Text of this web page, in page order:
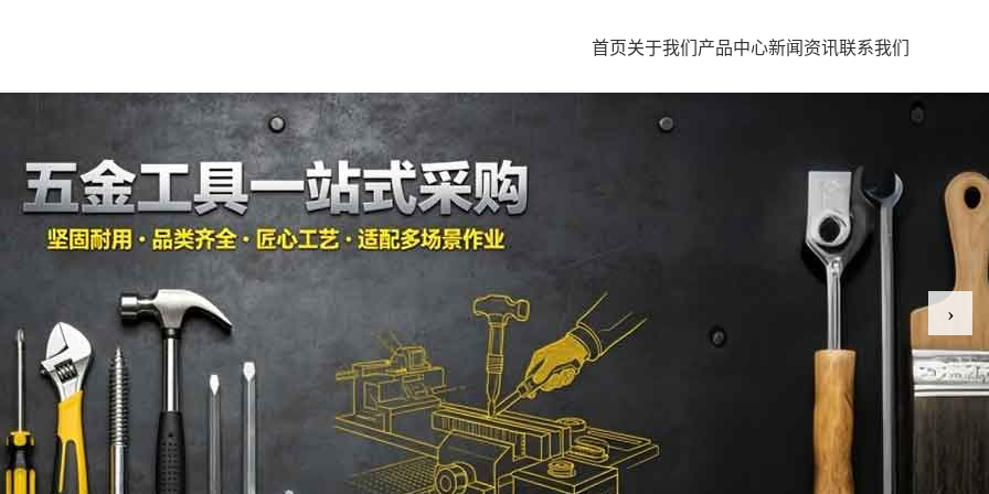
首页关于我们 产品中心新闻资讯联系我们
›